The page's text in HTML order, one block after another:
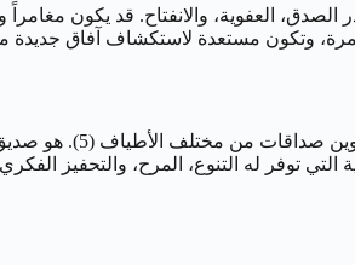
بين شغف الحمل الناري والمباشر، مع حب للتنوع، التجربة، والمرح (5). هو
وتكون مستعدة لاستكشاف آفاق جديدة
يتمتع رجل 5 أبريل
له التنوع، المرح، والتحفيز